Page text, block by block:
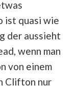
ist quasi wie
der aussieht
wenn man
von einem
Clifton nur